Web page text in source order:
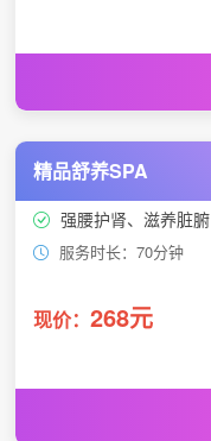
精品舒养SPA
强腰护肾、滋养脏腑
服务时长：70分钟
现价： 268元